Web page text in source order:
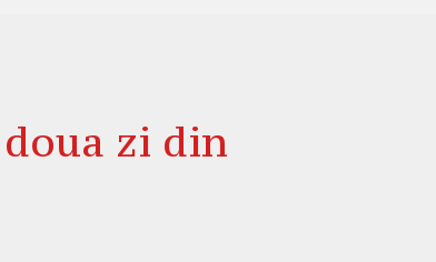
doua zi din